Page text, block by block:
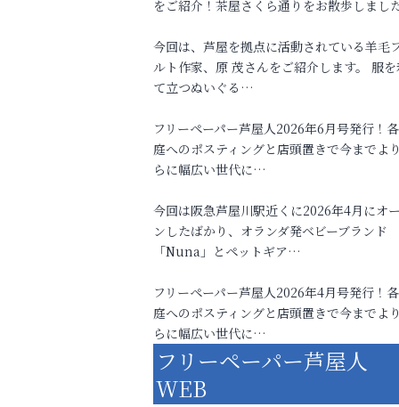
をご紹介！茶屋さくら通りをお散歩しまし
今回は、芦屋を拠点に活動されている羊毛
ルト作家、原 茂さんをご紹介します。 服を
て立つぬいぐる…
フリーペーパー芦屋人2026年6月号発行！
庭へのポスティングと店頭置きで今までよ
らに幅広い世代に…
今回は阪急芦屋川駅近くに2026年4月にオ
ンしたばかり、オランダ発ベビーブランド
「Nuna」とペットギア…
フリーペーパー芦屋人2026年4月号発行！
庭へのポスティングと店頭置きで今までよ
らに幅広い世代に…
フリーペーパー芦屋人
WEB